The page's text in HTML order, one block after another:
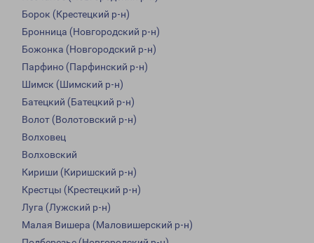
Борок (Крестецкий р-н)
Бронница (Новгородский р-н)
Божонка (Новгородский р-н)
Парфино (Парфинский р-н)
Шимск (Шимский р-н)
Батецкий (Батецкий р-н)
Волот (Волотовский р-н)
Волховец
Волховский
Кириши (Киришский р-н)
Крестцы (Крестецкий р-н)
Луга (Лужский р-н)
Малая Вишера (Маловишерский р-н)